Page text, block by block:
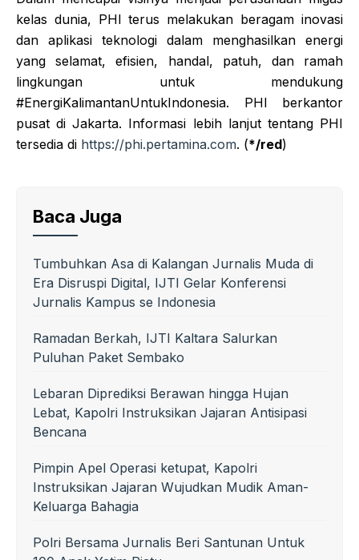
kelas dunia, PHI terus melakukan beragam inovasi
dan aplikasi teknologi dalam menghasilkan energi
yang selamat, efisien, handal, patuh, dan ramah
lingkungan untuk mendukung
#EnergiKalimantanUntukIndonesia. PHI berkantor
pusat di Jakarta. Informasi lebih lanjut tentang PHI
tersedia di https://phi.pertamina.com. (*/red)
Baca Juga
Tumbuhkan Asa di Kalangan Jurnalis Muda di
Era Disruspi Digital, IJTI Gelar Konferensi
Jurnalis Kampus se Indonesia
Ramadan Berkah, IJTI Kaltara Salurkan
Puluhan Paket Sembako
Lebaran Diprediksi Berawan hingga Hujan
Lebat, Kapolri Instruksikan Jajaran Antisipasi
Bencana
Pimpin Apel Operasi ketupat, Kapolri
Instruksikan Jajaran Wujudkan Mudik Aman-
Keluarga Bahagia
Polri Bersama Jurnalis Beri Santunan Untuk